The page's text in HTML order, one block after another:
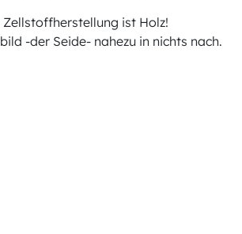
ist Holz!
-der Seide- nahezu in nichts nach.